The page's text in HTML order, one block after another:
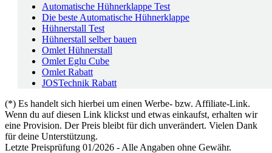
Automatische Hühnerklappe Test
Die beste Automatische Hühnerklappe
Hühnerstall Test
Hühnerstall selber bauen
Omlet Hühnerstall
Omlet Eglu Cube
Omlet Rabatt
JOSTechnik Rabatt
(*) Es handelt sich hierbei um einen Werbe- bzw. Affiliate-Link.
Wenn du auf diesen Link klickst und etwas einkaufst, erhalten wir
eine Provision. Der Preis bleibt für dich unverändert. Vielen Dank
für deine Unterstützung.
Letzte Preisprüfung 01/2026 - Alle Angaben ohne Gewähr.